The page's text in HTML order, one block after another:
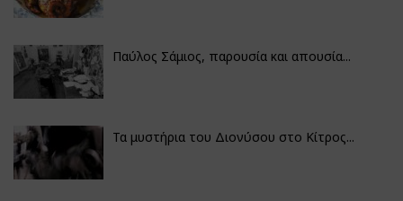
Παύλος Σάμιος, παρουσία και απουσία...
Τα μυστήρια του Διονύσου στο Κίτρος...